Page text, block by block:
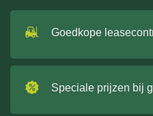
Goedkope
Speciale prijzen bij